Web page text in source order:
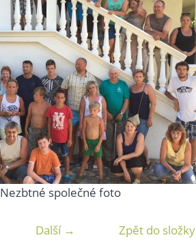
Nezbtné společné foto
Další → Zpět do složky